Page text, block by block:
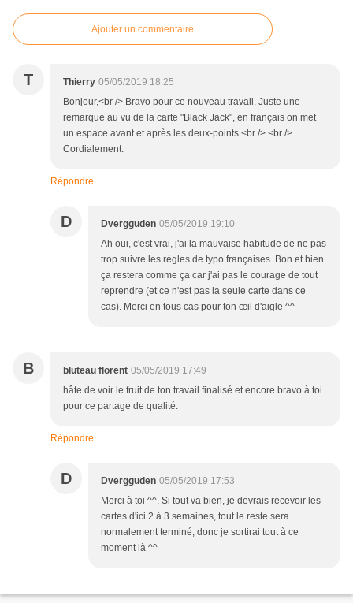
Ajouter un commentaire
T Thierry 05/05/2019 18:25
Bonjour,<br /> Bravo pour ce nouveau travail. Juste une
remarque au vu de la carte "Black Jack", en français on met
un espace avant et après les deux-points.<br /> <br />
Cordialement.
Répondre
D Dvergguden 05/05/2019 19:10
Ah oui, c'est vrai, j'ai la mauvaise habitude de ne pas
trop suivre les règles de typo françaises. Bon et bien
ça restera comme ça car j'ai pas le courage de tout
reprendre (et ce n'est pas la seule carte dans ce
cas). Merci en tous cas pour ton œil d'aigle ^^
B bluteau florent 05/05/2019 17:49
hâte de voir le fruit de ton travail finalisé et encore bravo à toi
pour ce partage de qualité.
Répondre
D Dvergguden 05/05/2019 17:53
Merci à toi ^^. Si tout va bien, je devrais recevoir les
cartes d'ici 2 à 3 semaines, tout le reste sera
normalement terminé, donc je sortirai tout à ce
moment là ^^